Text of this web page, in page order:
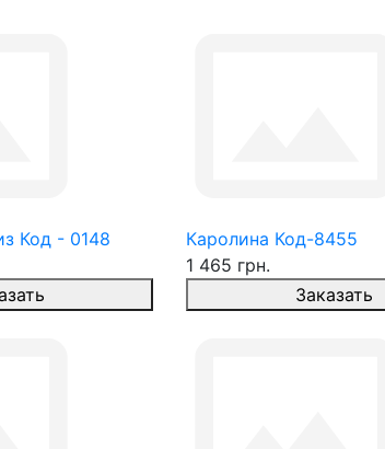
Код - 0148
Каролина Код-8455
1 465 грн.
Заказать